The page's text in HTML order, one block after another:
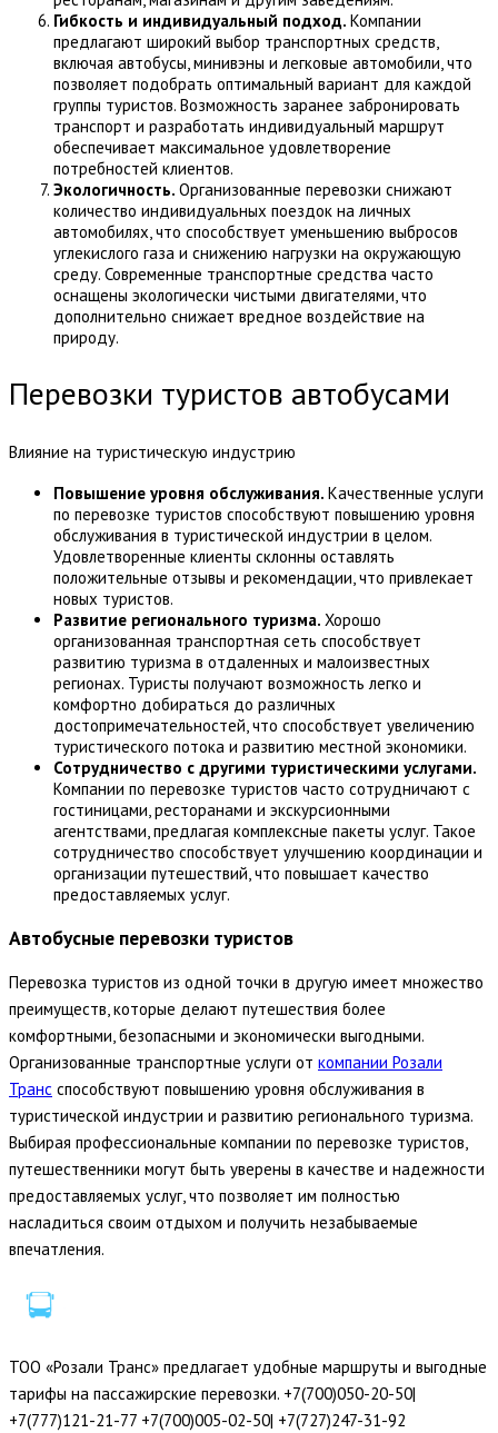
Гибкость и индивидуальный подход. Компании
предлагают широкий выбор транспортных средств,
включая автобусы, минивэны и легковые автомобили, что
позволяет подобрать оптимальный вариант для каждой
группы туристов. Возможность заранее забронировать
транспорт и разработать индивидуальный маршрут
обеспечивает максимальное удовлетворение
потребностей клиентов.
Экологичность. Организованные перевозки снижают
количество индивидуальных поездок на личных
автомобилях, что способствует уменьшению выбросов
углекислого газа и снижению нагрузки на окружающую
среду. Современные транспортные средства часто
оснащены экологически чистыми двигателями, что
дополнительно снижает вредное воздействие на
природу.
Перевозки туристов автобусами
Влияние на туристическую индустрию
Повышение уровня обслуживания. Качественные услуги
по перевозке туристов способствуют повышению уровня
обслуживания в туристической индустрии в целом.
Удовлетворенные клиенты склонны оставлять
положительные отзывы и рекомендации, что привлекает
новых туристов.
Развитие регионального туризма. Хорошо
организованная транспортная сеть способствует
развитию туризма в отдаленных и малоизвестных
регионах. Туристы получают возможность легко и
комфортно добираться до различных
достопримечательностей, что способствует увеличению
туристического потока и развитию местной экономики.
Сотрудничество с другими туристическими услугами.
Компании по перевозке туристов часто сотрудничают с
гостиницами, ресторанами и экскурсионными
агентствами, предлагая комплексные пакеты услуг. Такое
сотрудничество способствует улучшению координации и
организации путешествий, что повышает качество
предоставляемых услуг.
Автобусные перевозки туристов
Перевозка туристов из одной точки в другую имеет множество
преимуществ, которые делают путешествия более
комфортными, безопасными и экономически выгодными.
Организованные транспортные услуги от компании Розали
Транс способствуют повышению уровня обслуживания в
туристической индустрии и развитию регионального туризма.
Выбирая профессиональные компании по перевозке туристов,
путешественники могут быть уверены в качестве и надежности
предоставляемых услуг, что позволяет им полностью
насладиться своим отдыхом и получить незабываемые
впечатления.
ТОО «Розали Транс» предлагает удобные маршруты и выгодные
тарифы на пассажирские перевозки. +7(700)050-20-50|
+7(777)121-21-77 +7(700)005-02-50| +7(727)247-31-92